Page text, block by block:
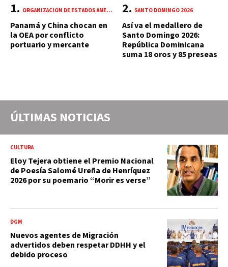
ORGANIZACIÓN DE ESTADOS AMERICANOS (OEA)
Panamá y China chocan en
la OEA por conflicto
portuario y mercante
SANTO DOMINGO 2026
Así va el medallero de
Santo Domingo 2026:
República Dominicana
suma 18 oros y 85 preseas
ÚLTIMAS NOTICIAS
CULTURA
Eloy Tejera obtiene el Premio Nacional
de Poesía Salomé Ureña de Henríquez
2026 por su poemario “Morir es verse”
DGM
Nuevos agentes de Migración
advertidos deben respetar DDHH y el
debido proceso